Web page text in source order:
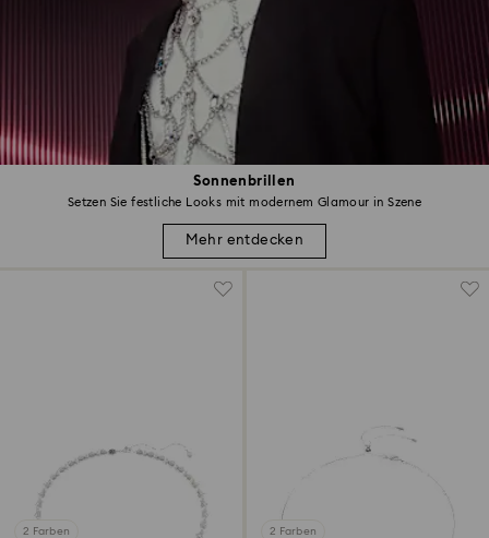
Sonnenbrillen
Setzen Sie festliche Looks mit modernem Glamour in Szene
Mehr entdecken
2 Farben 2 Farben